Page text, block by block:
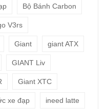
Bộ Bánh Carbon
V3rs
Giant giant ATX
GIANT Liv
Giant XTC
xe đạp ineed latte